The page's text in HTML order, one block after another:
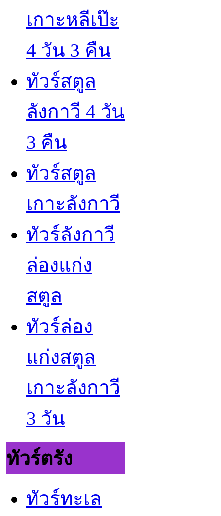
เกาะหลีเป๊ะ
4 วัน 3 คืน
ทัวร์สตูล
ลังกาวี 4 วัน
3 คืน
ทัวร์สตูล
เกาะลังกาวี
ทัวร์ลังกาวี
ล่องแก่ง
สตูล
ทัวร์ล่อง
แก่งสตูล
เกาะลังกาวี
3 วัน
ทัวร์ตรัง
ทัวร์ทะเล